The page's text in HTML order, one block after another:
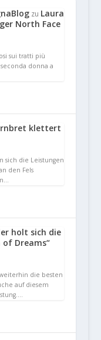
zu Laura
North Face
sui tratti più
donna a
klettert
sich die Leistungen
den Fels
holt sich die
of Dreams“
die besten
auf diesem